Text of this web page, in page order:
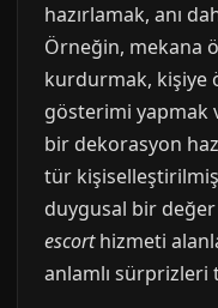
hazırlamak, anı
Örneğin, mekana
kurdurmak, kişiye
gösterimi yapmak
bir dekorasyon
tür
duygusal bir değer
escorthizmeti
anlamlı sürprizleri